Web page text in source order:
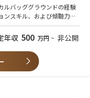
題解決をスムーズにするた
連情報を収集する。
いかを確認し、必要に応じ
し、顧客SLA（サービス品
ションを行う。
トラブルシューティングを
ルバッググラウンドの経験
ンスキル、および傾聴力
る知識
の経験があれば尚可）
時間を効果的に管理する能
年収 500 万円 ~ 非公開